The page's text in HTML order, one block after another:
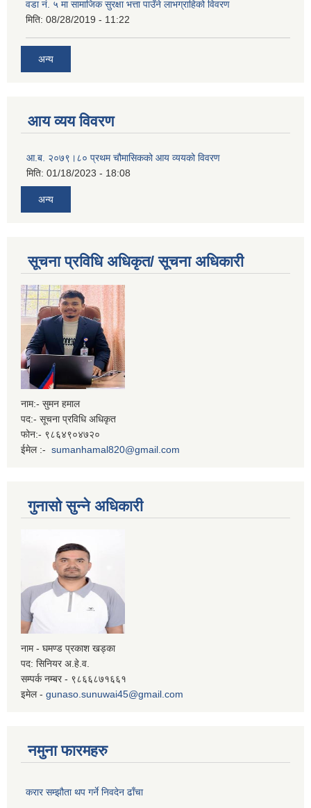
वडा नं. ५ मा सामाजिक सुरक्षा भत्ता पाउँने लाभग्राहिको विवरण
मिति: 08/28/2019 - 11:22
अन्य
आय व्यय विवरण
आ.ब. २०७९।८० प्रथम चौमासिकको आय व्ययको विवरण
मिति: 01/18/2023 - 18:08
अन्य
सूचना प्रविधि अधिकृत/ सूचना अधिकारी
नाम:- सुमन हमाल
पद:- सूचना प्रविधि अधिकृत
फोन:- ९८६४९०४७२०
ईमेल :- sumanhamal820@gmail.com
गुनासो सुन्ने अधिकारी
नाम - घमण्ड प्रकाश खड्का
पद: सिनियर अ.हे.व.
सम्पर्क नम्बर - ९८६६८७१६६१
इमेल - gunaso.sunuwai45@gmail.com
नमुना फारमहरु
करार सम्झौता थप गर्ने निवदेन ढाँचा